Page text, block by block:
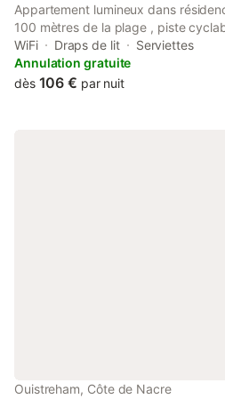
Appartement lumineux dans
100 mètres de la plage , piste
de belles balades le long de la
beaux coucher du soleil...
WiFi Draps de lit
Serviettes
Annulation gratuite
dès 106 € par nuit
Ouistreham, Côte de Nacre